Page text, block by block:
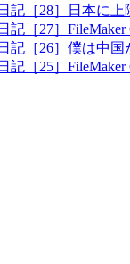
記［28］日本に
記［27］
記［26］僕は中
［25］